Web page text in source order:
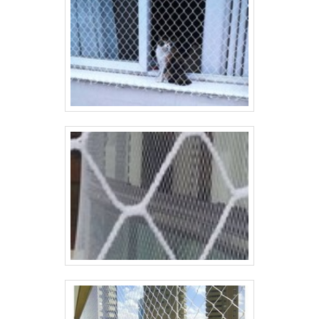
uma empresa que tem despontado no mercado
pela seriedade e qualidade, que garantem o
sucesso aos parceiros de ponta a ponta.